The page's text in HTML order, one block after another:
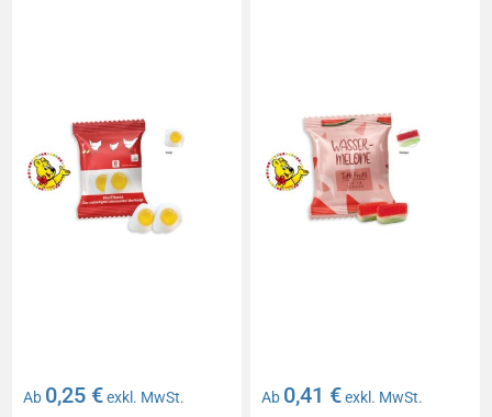
Ab 0,25 €exkl. MwSt. Ab 0,41 €exkl. MwSt.